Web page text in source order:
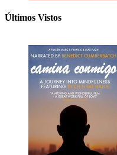
Últimos Vistos